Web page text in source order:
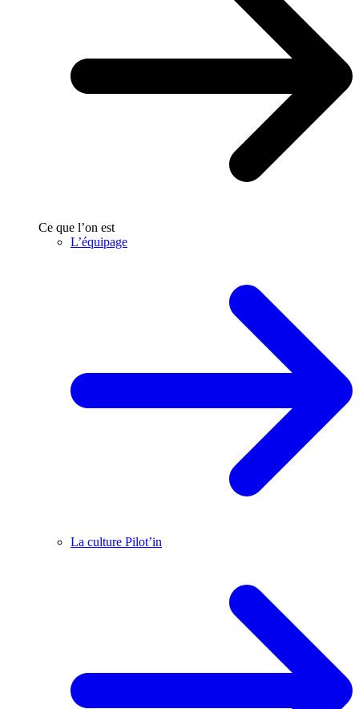
Ce que l’on est
L’équipage
La culture Pilot’in